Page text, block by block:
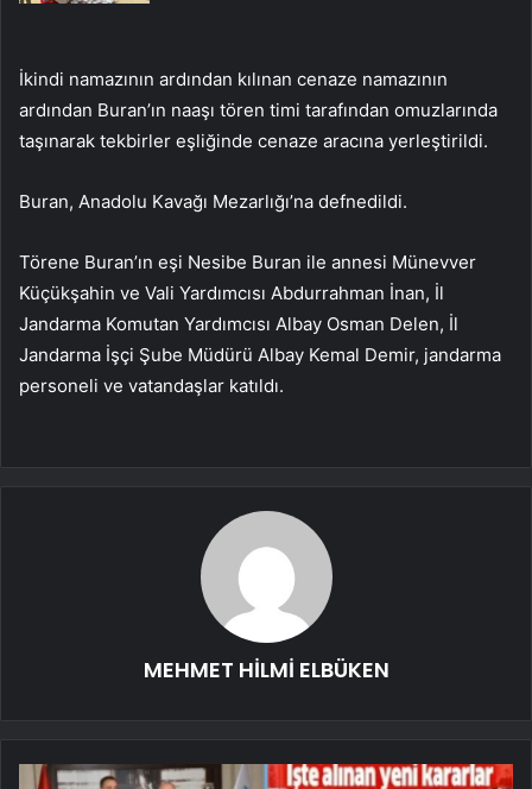
İkindi namazının ardından kılınan cenaze namazının
ardından Buran’ın naaşı tören timi tarafından omuzlarında
taşınarak tekbirler eşliğinde cenaze aracına yerleştirildi.
Buran, Anadolu Kavağı Mezarlığı’na defnedildi.
Törene Buran’ın eşi Nesibe Buran ile annesi Münevver
Küçükşahin ve Vali Yardımcısı Abdurrahman İnan, İl
Jandarma Komutan Yardımcısı Albay Osman Delen, İl
Jandarma İşçi Şube Müdürü Albay Kemal Demir, jandarma
personeli ve vatandaşlar katıldı.
MEHMET HİLMİ ELBÜKEN